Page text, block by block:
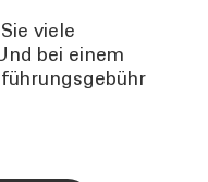
viele
bei einem